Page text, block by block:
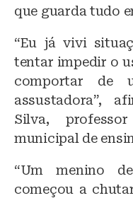
que guarda tudo
“Eu já vivi
tentar impedir o
comportar de
assustadora”,
Silva,
municipal de
“Um menino
começou a